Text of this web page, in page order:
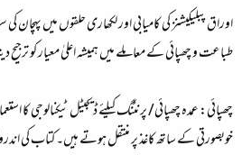
اوراق پبلیکیشنز کی کامیابی اور لکھاری حلقوں میں
طباعت و چھپائی کے معاملے میں ہمیشہ اعلیٰ معیار کو ترجیح
چھپائی: عمدہ چھپائی/ پرنٹنگ کیلئے ڈیجیٹل ٹیکنالوجی
خوبصورتی کے ساتھ کاغذ پر منتقل ہوتے ہیں۔ کتاب کی